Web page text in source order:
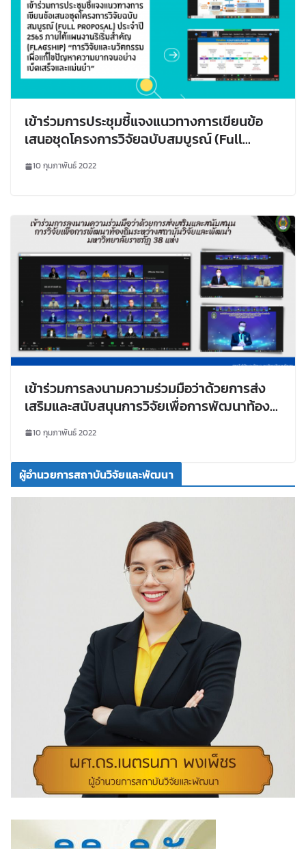
เข้าร่วมการประชุมชี้แจงแนวทางการเขียนข้อ
เสนอชุดโครงการวิจัยฉบับสมบูรณ์ (Full
Proposal) ประจำปี​ 2565 ภายใต้แผนงานริเริ่ม
สำคัญ (Flagship) “การวิจัยและนวัตกรรมเพื่อ
10 กุมภาพันธ์ 2022
เข้าร่วมการลงนามความร่วมมือว่าด้วยการส่ง
เสริมและสนับสนุนการวิจัยเพื่อการพัฒนาท้อง
ถิ่นระหว่างสถาบันวิจัยและพัฒนา มหาวิทยาลัย
ราชภัฏ 38 แห่ง
10 กุมภาพันธ์ 2022
ผู้อำนวยการสถาบันวิจัยและพัฒนา